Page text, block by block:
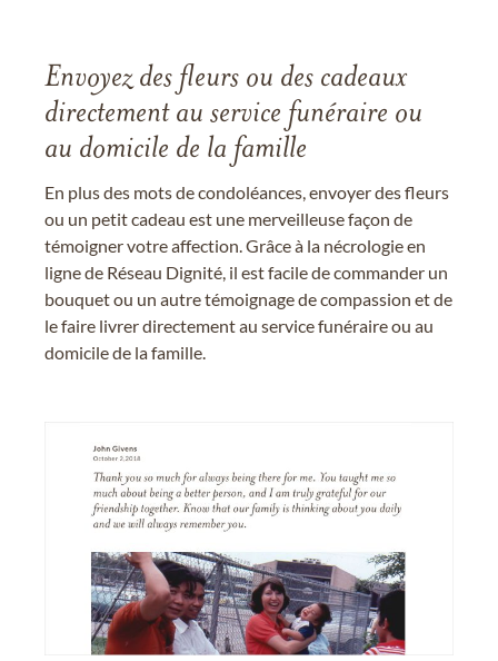
Envoyez des fleurs ou des cadeaux
directement au service funéraire ou
au domicile de la famille
En plus des mots de condoléances, envoyer des fleurs
ou un petit cadeau est une merveilleuse façon de
témoigner votre affection. Grâce à la nécrologie en
ligne de Réseau Dignité, il est facile de commander un
bouquet ou un autre témoignage de compassion et de
le faire livrer directement au service funéraire ou au
domicile de la famille.